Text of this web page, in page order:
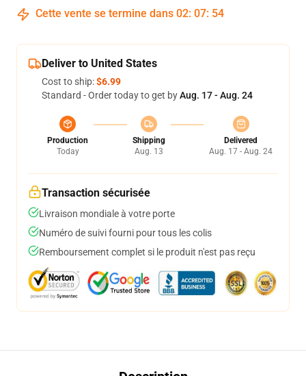
Cette vente se termine dans 02: 07: 54
Deliver to United States
Cost to ship:$6.99
Standard - Order today to get byAug. 17 - Aug. 24
Production
Today
Shipping
Aug. 13
Delivered
Aug. 17 - Aug. 24
Transaction sécurisée
Livraison mondiale à votre porte
Numéro de suivi fourni pour tous les colis
Remboursement complet si le produit n'est pas reçu